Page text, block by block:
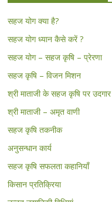
सहज योग क्या है?
सहज योग ध्यान कैसे करें ?
सहज योग – सहज कृषि – प्रेरणा
सहज कृषि – विजन मिशन
श्री माताजी के सहज कृषि पर उदगार
श्री माताजी – अमृत वाणी
सहज कृषि तकनीक
अनुसन्धान कार्य
सहज कृषि सफलता कहानियाँ
किसान प्रतिक्रिया